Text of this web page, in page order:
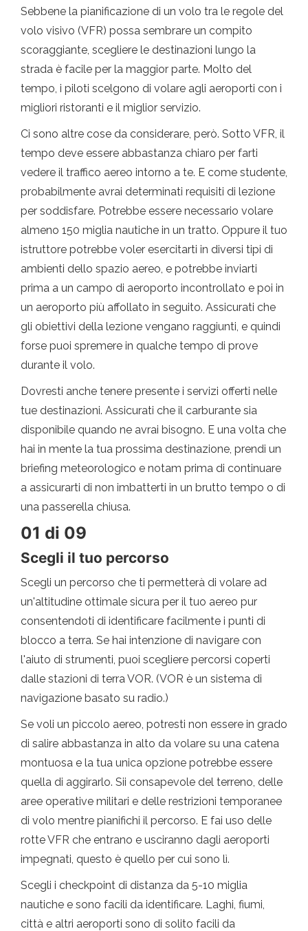
Sebbene la pianificazione di un volo tra le regole del
volo visivo (VFR) possa sembrare un compito
scoraggiante, scegliere le destinazioni lungo la
strada è facile per la maggior parte. Molto del
tempo, i piloti scelgono di volare agli aeroporti con i
migliori ristoranti e il miglior servizio.
Ci sono altre cose da considerare, però. Sotto VFR, il
tempo deve essere abbastanza chiaro per farti
vedere il traffico aereo intorno a te. E come studente,
probabilmente avrai determinati requisiti di lezione
per soddisfare. Potrebbe essere necessario volare
almeno 150 miglia nautiche in un tratto. Oppure il tuo
istruttore potrebbe voler esercitarti in diversi tipi di
ambienti dello spazio aereo, e potrebbe inviarti
prima a un campo di aeroporto incontrollato e poi in
un aeroporto più affollato in seguito. Assicurati che
gli obiettivi della lezione vengano raggiunti, e quindi
forse puoi spremere in qualche tempo di prove
durante il volo.
Dovresti anche tenere presente i servizi offerti nelle
tue destinazioni. Assicurati che il carburante sia
disponibile quando ne avrai bisogno. E una volta che
hai in mente la tua prossima destinazione, prendi un
briefing meteorologico e notam prima di continuare
a assicurarti di non imbatterti in un brutto tempo o di
una passerella chiusa.
01 di 09
Scegli il tuo percorso
Scegli un percorso che ti permetterà di volare ad
un'altitudine ottimale sicura per il tuo aereo pur
consentendoti di identificare facilmente i punti di
blocco a terra. Se hai intenzione di navigare con
l'aiuto di strumenti, puoi scegliere percorsi coperti
dalle stazioni di terra VOR. (VOR è un sistema di
navigazione basato su radio.)
Se voli un piccolo aereo, potresti non essere in grado
di salire abbastanza in alto da volare su una catena
montuosa e la tua unica opzione potrebbe essere
quella di aggirarlo. Sii consapevole del terreno, delle
aree operative militari e delle restrizioni temporanee
di volo mentre pianifichi il percorso. E fai uso delle
rotte VFR che entrano e usciranno dagli aeroporti
impegnati, questo è quello per cui sono lì.
Scegli i checkpoint di distanza da 5-10 miglia
nautiche e sono facili da identificare. Laghi, fiumi,
città e altri aeroporti sono di solito facili da